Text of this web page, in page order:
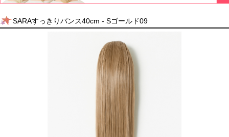
SARAすっきりバンス40cm - Sゴールド09